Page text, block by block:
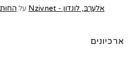
אלעַרַבּ, לונדון - Nziv.net
על
ארכיונים